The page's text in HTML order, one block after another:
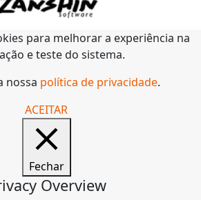
para melhorar a experiência na
e teste do sistema.
nossa política de privacidade.
ACEITAR
Fechar
Overview